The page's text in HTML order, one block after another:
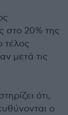
στο 20% της
τέλος
μετά τις
ότι,
ο